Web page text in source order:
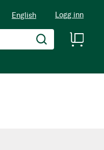
English Logg inn